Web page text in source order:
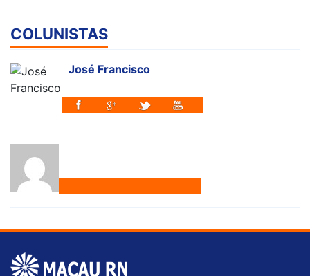
COLUNISTAS
José Francisco